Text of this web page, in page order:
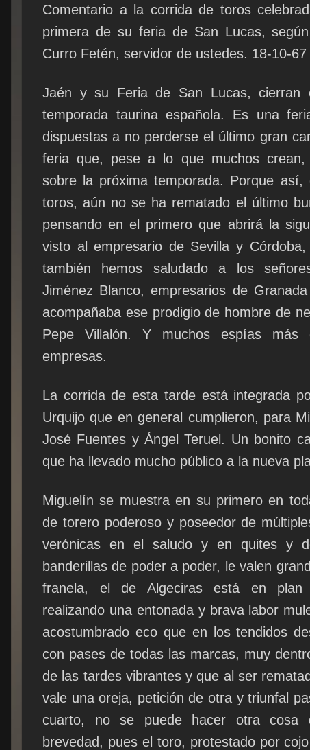
Comentario a la corrida de toros
primera de su feria de San Lucas,
Curro Fetén, servidor de ustedes. 18-10-67
Jaén y su Feria de San Lucas, cierran
temporada taurina española. Es una
dispuestas a no perderse el último gran
feria que, pese a lo que muchos crean,
sobre la próxima temporada. Porque
toros, aún no se ha rematado el último
pensando en el primero que abrirá la
visto al empresario de Sevilla y
también hemos saludado a los
Jiménez Blanco, empresarios de
acompañaba ese prodigio de hombre de
Pepe Villalón. Y muchos espías más
empresas.
La corrida de esta tarde está integrada
Urquijo que en general cumplieron, para
José Fuentes y Ángel Teruel. Un bonito
que ha llevado mucho público a la nueva
Miguelín se muestra en su primero en
de torero poderoso y poseedor de
verónicas en el saludo y en quites y
banderillas de poder a poder, le valen
franela, el de Algeciras está en plan
realizando una entonada y brava labor
acostumbrado eco que en los tendidos
con pases de todas las marcas, muy
de las tardes vibrantes y que al ser
vale una oreja, petición de otra y triunfal
cuarto, no se puede hacer otra cosa
brevedad, pues el toro, protestado por